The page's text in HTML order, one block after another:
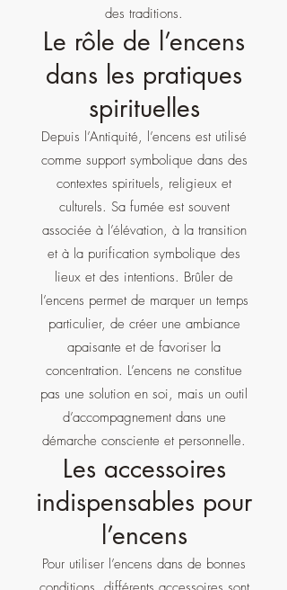
des traditions.
Le rôle de l’encens
dans les pratiques
spirituelles
Depuis l’Antiquité, l’encens est utilisé
comme support symbolique dans des
contextes spirituels, religieux et
culturels. Sa fumée est souvent
associée à l’élévation, à la transition
et à la purification symbolique des
lieux et des intentions. Brûler de
l’encens permet de marquer un temps
particulier, de créer une ambiance
apaisante et de favoriser la
concentration. L’encens ne constitue
pas une solution en soi, mais un outil
d’accompagnement dans une
démarche consciente et personnelle.
Les accessoires
indispensables pour
l’encens
Pour utiliser l’encens dans de bonnes